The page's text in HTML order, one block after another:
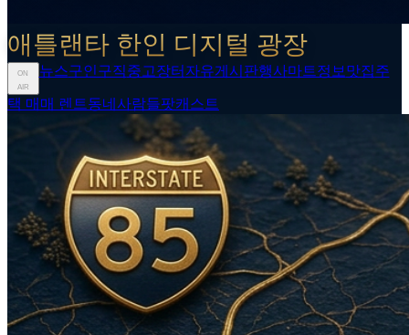
애틀랜타 한인 디지털 광장
ON
AIR
뉴스구인구직중고장터 자유게시판행사마트정보 맛집주
택 매매 렌트동네사람들팟캐스트